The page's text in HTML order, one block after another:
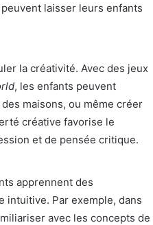
laisser leurs enfants
la créativité. Avec des jeux
, les enfants peuvent
maisons, ou même créer
créative favorise le
et de pensée critique.
apprennent des
intuitive. Par exemple, dans
avec les concepts de